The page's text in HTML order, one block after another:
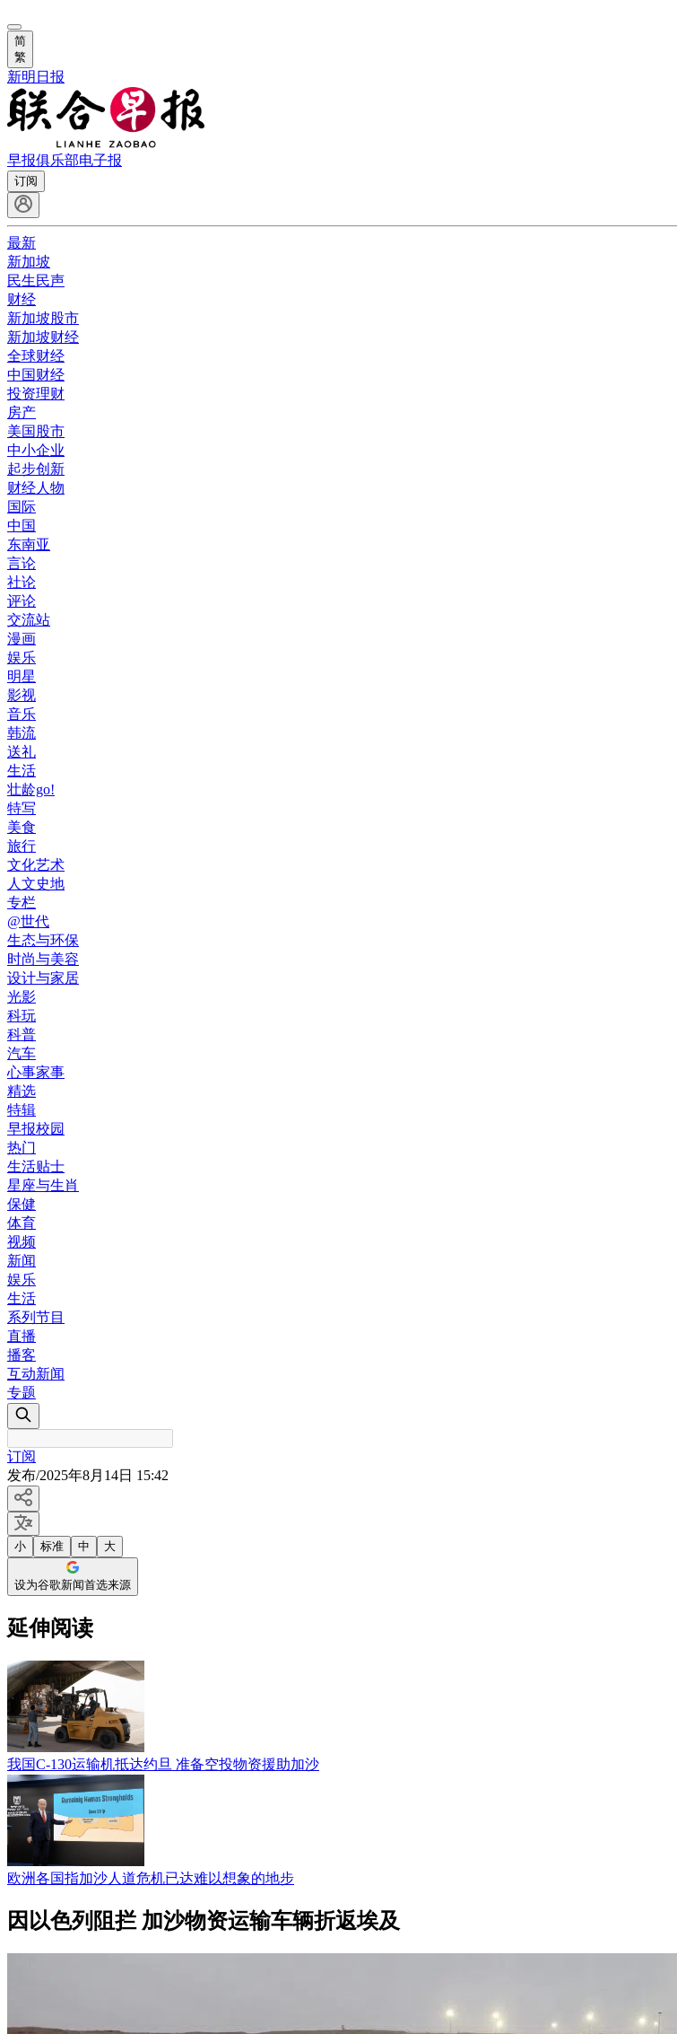
简
繁
新明日报
早报俱乐部电子报
订阅
最新
新加坡
民生民声
财经
新加坡股市
新加坡财经
全球财经
中国财经
投资理财
房产
美国股市
中小企业
起步创新
财经人物
国际
中国
东南亚
言论
社论
评论
交流站
漫画
娱乐
明星
影视
音乐
韩流
送礼
生活
壮龄go!
特写
美食
旅行
文化艺术
人文史地
专栏
@世代
生态与环保
时尚与美容
设计与家居
光影
科玩
科普
汽车
心事家事
精选
特辑
早报校园
热门
生活贴士
星座与生肖
保健
体育
视频
新闻
娱乐
生活
系列节目
直播
播客
互动新闻
专题
订阅
发布/2025年8月14日 15:42
小 标准 中 大
设为谷歌新闻首选来源
延伸阅读
我国C-130运输机抵达约旦 准备空投物资援助加沙
欧洲各国指加沙人道危机已达难以想象的地步
因以色列阻拦 加沙物资运输车辆折返埃及